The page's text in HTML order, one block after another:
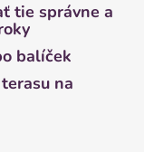
tie správne a
balíček
na